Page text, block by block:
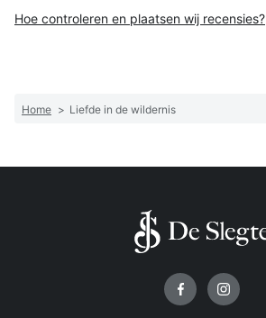
Hoe controleren en plaatsen wij recensies?
Home > Liefde in de wildernis